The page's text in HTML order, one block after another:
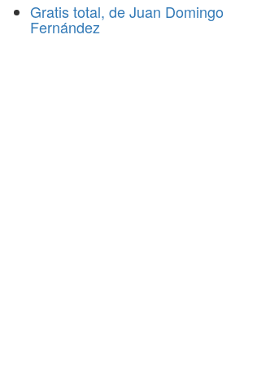
Gratis total, de Juan Domingo
Fernández